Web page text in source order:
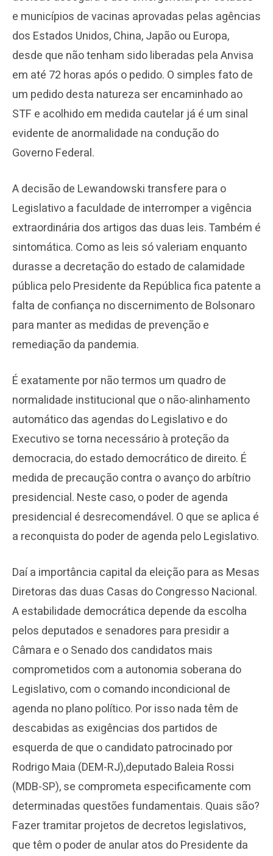
e municípios de vacinas aprovadas pelas agências
dos Estados Unidos, China, Japão ou Europa,
desde que não tenham sido liberadas pela Anvisa
em até 72 horas após o pedido. O simples fato de
um pedido desta natureza ser encaminhado ao
STF e acolhido em medida cautelar já é um sinal
evidente de anormalidade na condução do
Governo Federal.
A decisão de Lewandowski transfere para o
Legislativo a faculdade de interromper a vigência
extraordinária dos artigos das duas leis. Também é
sintomática. Como as leis só valeriam enquanto
durasse a decretação do estado de calamidade
pública pelo Presidente da República fica patente a
falta de confiança no discernimento de Bolsonaro
para manter as medidas de prevenção e
remediação da pandemia.
É exatamente por não termos um quadro de
normalidade institucional que o não-alinhamento
automático das agendas do Legislativo e do
Executivo se torna necessário à proteção da
democracia, do estado democrático de direito. É
medida de precaução contra o avanço do arbítrio
presidencial. Neste caso, o poder de agenda
presidencial é desrecomendável. O que se aplica é
a reconquista do poder de agenda pelo Legislativo.
Daí a importância capital da eleição para as Mesas
Diretoras das duas Casas do Congresso Nacional.
A estabilidade democrática depende da escolha
pelos deputados e senadores para presidir a
Câmara e o Senado dos candidatos mais
comprometidos com a autonomia soberana do
Legislativo, com o comando incondicional de
agenda no plano político. Por isso nada têm de
descabidas as exigências dos partidos de
esquerda de que o candidato patrocinado por
Rodrigo Maia (DEM-RJ),deputado Baleia Rossi
(MDB-SP), se comprometa especificamente com
determinadas questões fundamentais. Quais são?
Fazer tramitar projetos de decretos legislativos,
que têm o poder de anular atos do Presidente da